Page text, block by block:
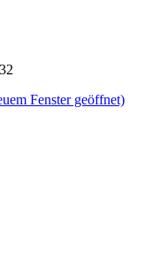
Fenster geöffnet)